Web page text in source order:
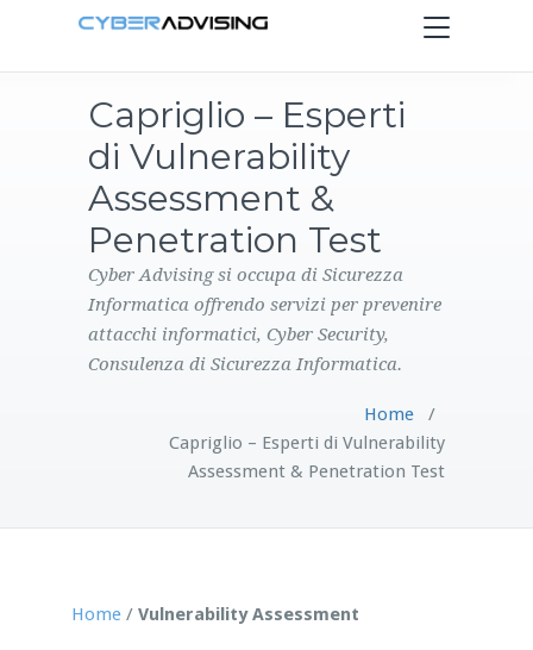
Toggle
navigation
PRODOTTI
CONTATTI
Capriglio – Esperti
di Vulnerability
Assessment &
Penetration Test
Cyber Advising si occupa di Sicurezza
Informatica offrendo servizi per prevenire
attacchi informatici, Cyber Security,
Consulenza di Sicurezza Informatica.
Home/
Capriglio – Esperti di Vulnerability
Assessment & Penetration Test
Home/ Vulnerability Assessment